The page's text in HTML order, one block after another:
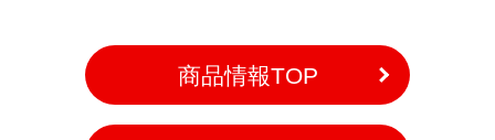
商品情報TOP